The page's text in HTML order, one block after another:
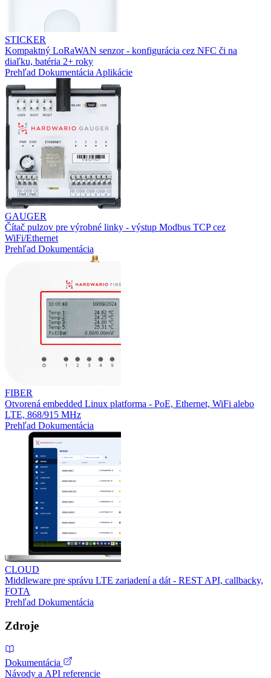
STICKER
Kompaktný LoRaWAN senzor - konfigurácia cez NFC či na
diaľku, batéria 2+ roky
Prehľad Dokumentácia Aplikácie
GAUGER
Čítač pulzov pre výrobné linky - výstup Modbus TCP cez
WiFi/Ethernet
Prehľad Dokumentácia
FIBER
Otvorená embedded Linux platforma - PoE, Ethernet, WiFi alebo
LTE, 868/915 MHz
Prehľad Dokumentácia
CLOUD
Middleware pre správu LTE zariadení a dát - REST API, callbacky,
FOTA
Prehľad Dokumentácia
Zdroje
Dokumentácia
Návody a API referencie